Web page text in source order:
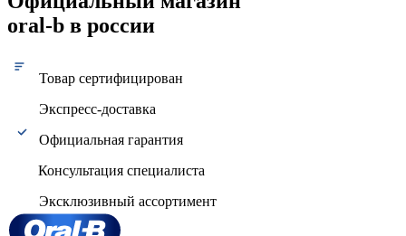
oral-b в россии
Товар сертифицирован
Экспресс-доставка
Официальная гарантия
Консультация специалиста
Эксклюзивный ассортимент